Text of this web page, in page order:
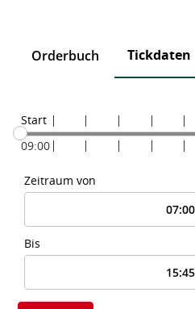
Orderbuch Tickdaten
Start
09:00
Zeitraum von
Bis